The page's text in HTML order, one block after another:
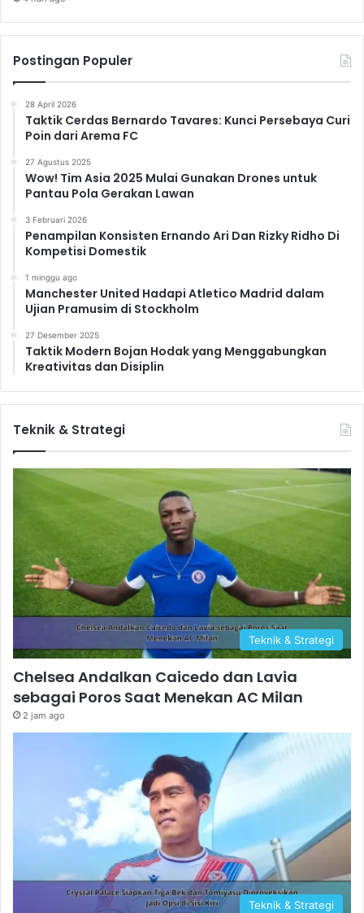
Postingan Populer
28 April 2026
Taktik Cerdas Bernardo Tavares: Kunci Persebaya Curi
Poin dari Arema FC
27 Agustus 2025
Wow! Tim Asia 2025 Mulai Gunakan Drones untuk
Pantau Pola Gerakan Lawan
3 Februari 2026
Penampilan Konsisten Ernando Ari Dan Rizky Ridho Di
Kompetisi Domestik
1 minggu ago
Manchester United Hadapi Atletico Madrid dalam
Ujian Pramusim di Stockholm
27 Desember 2025
Taktik Modern Bojan Hodak yang Menggabungkan
Kreativitas dan Disiplin
Teknik & Strategi
Teknik & Strategi
Chelsea Andalkan Caicedo dan Lavia
sebagai Poros Saat Menekan AC Milan
2 jam ago
Teknik & Strategi